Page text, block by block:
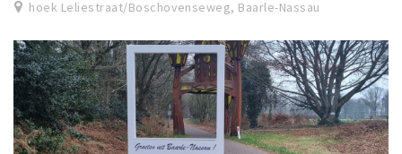
hoek Leliestraat/Boschovenseweg, Baarle-Nassau